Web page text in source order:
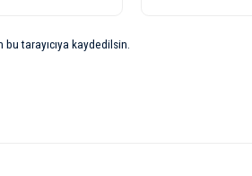
tarayıcıya kaydedilsin.